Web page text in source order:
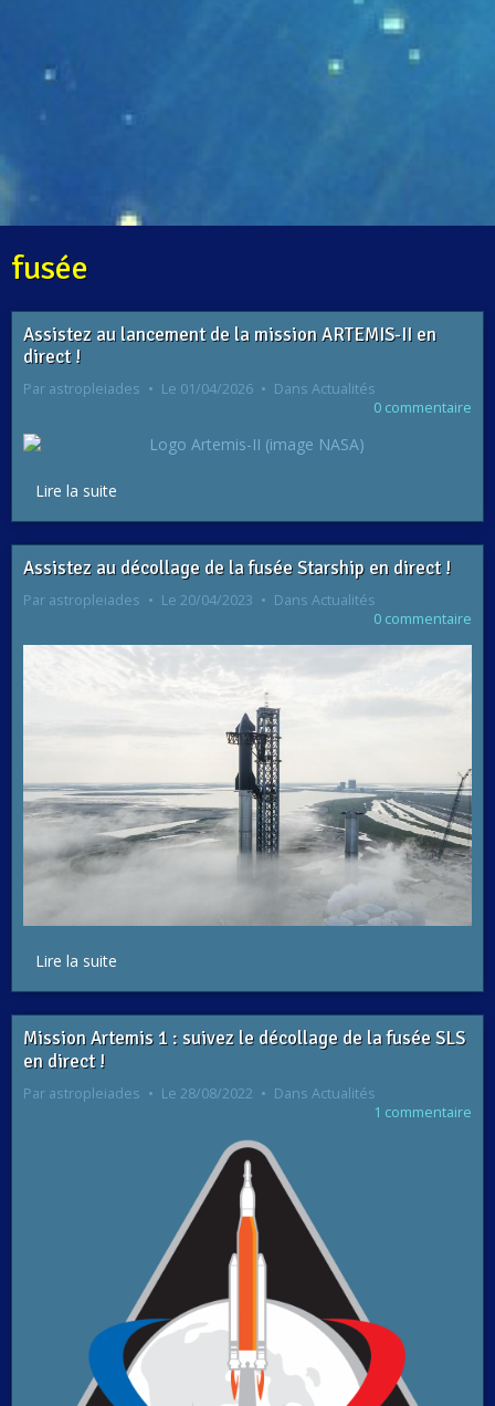
fusée
Assistez au lancement de la mission ARTEMIS-II en
direct !
Par astropleiades Le 01/04/2026 Dans Actualités
0 commentaire
Lire la suite
Assistez au décollage de la fusée Starship en direct !
Par astropleiades Le 20/04/2023 Dans Actualités
0 commentaire
Lire la suite
Mission Artemis 1 : suivez le décollage de la fusée SLS
en direct !
Par astropleiades Le 28/08/2022 Dans Actualités
1 commentaire